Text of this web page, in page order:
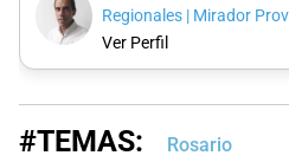
Regionales | Mirador
Ver Perfil
#TEMAS: Rosario